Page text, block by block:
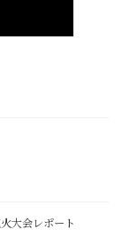
大会レポート